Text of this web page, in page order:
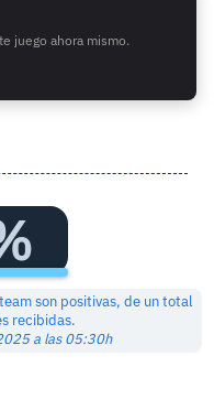
juego ahora mismo.
son positivas, de un total
recibidas.
a las 05:30h